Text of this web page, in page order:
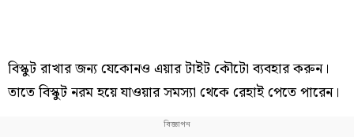
বিস্কুট রাখার জন্য যেকোনও এয়ার টাইট কৌটো ব্যবহার করুন।
তাতে বিস্কুট নরম হয়ে যাওয়ার সমস্যা থেকে রেহাই পেতে পারেন।